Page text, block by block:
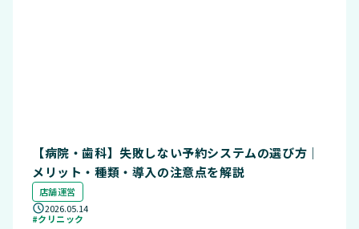
【病院・歯科】失敗しない予約システムの選び方｜
メリット・種類・導入の注意点を解説
店舗運営
2026.05.14
#クリニック